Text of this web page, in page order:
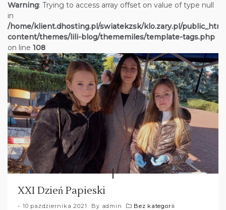
Warning: Trying to access array offset on value of type null
in
/home/klient.dhosting.pl/swiatekzsk/klo.zary.pl/
content/themes/lili-blog/thememiles/template-tags.php
on line 108
XXI Dzień Papieski
10 października 2021 By admin Bez kategorii